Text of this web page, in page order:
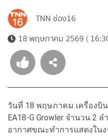
TNN ช่อง16
18 พฤษภาคม 2569 (
วันที่ 18 พฤษภาคม เครื่องบิ
EA18-G Growler จำนวน 2
อากาศขณะทำการแสดงในง